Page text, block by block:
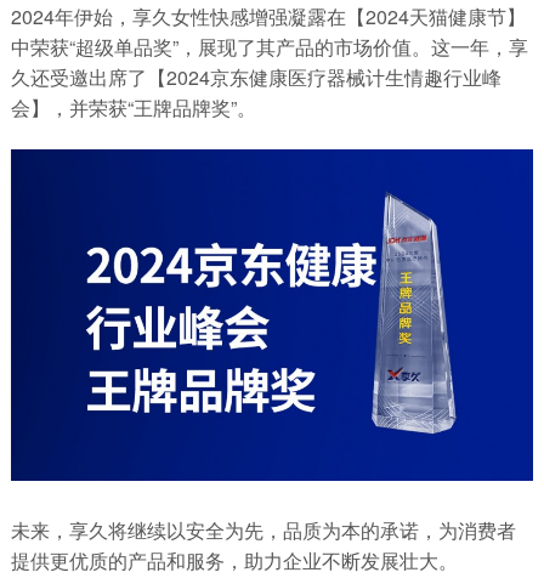
2024年伊始，享久女性快感增强凝露在【2024天猫健康节】
中荣获“超级单品奖”，展现了其产品的市场价值。这一年，享
久还受邀出席了【2024京东健康医疗器械计生情趣行业峰
会】，并荣获“王牌品牌奖”。
未来，享久将继续以安全为先，品质为本的承诺，为消费者
提供更优质的产品和服务，助力企业不断发展壮大。